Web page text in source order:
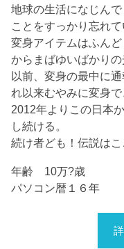
地球の生活になじん
ことをすっかり忘れ
変身アイテムはふん
からまばゆいばかりの
以前、変身の最中に
れ以来むやみに変身
2012年よりこの日本
し続ける。
続け者ども！伝説はこ
年齢 10万?歳
パソコン暦１６年